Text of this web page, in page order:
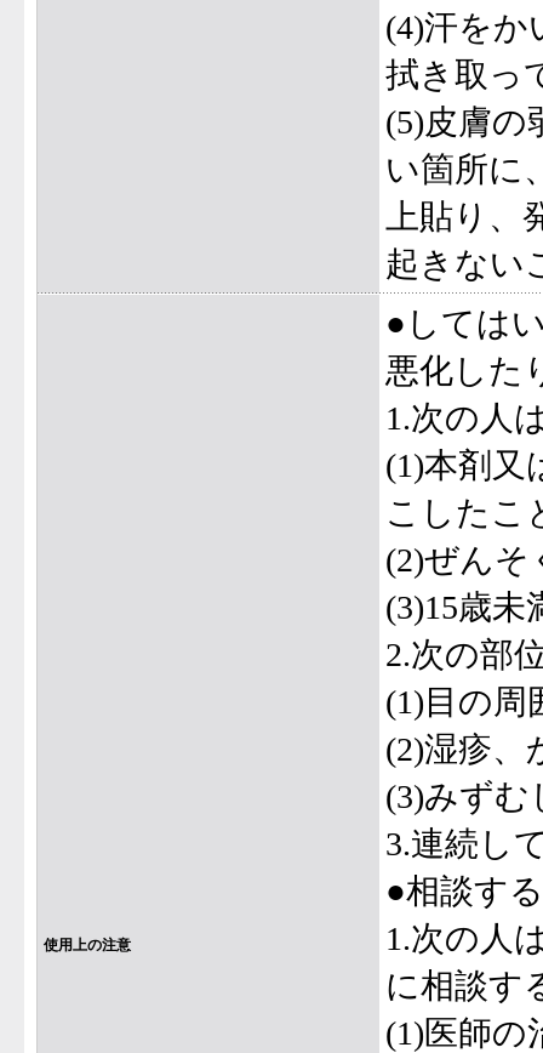
(4)汗をか
拭き取っ
(5)皮膚の
い箇所に
上貼り
起きない
使用上の注意
●しては
悪化した
1.次の人
(1)本剤又
こしたこ
(2)ぜんそ
(3)15歳未
2.次の部
(1)目の周
(2)湿疹、
(3)みずむ
3.連続し
●相談す
1.次の人
に相談す
(1)医師の